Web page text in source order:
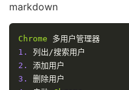
markdown
Chrome
多用户管理器
1.
列出/搜索用户
2.
添加用户
3.
删除用户